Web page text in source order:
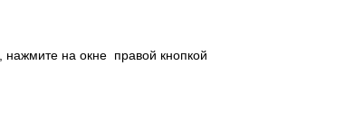
на окне правой кнопкой